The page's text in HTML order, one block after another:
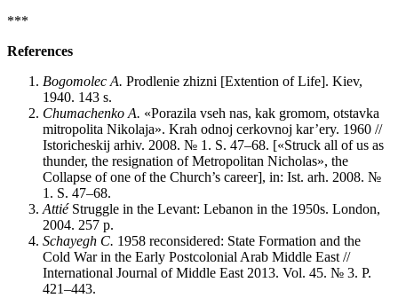
***
References
Bogomolec A. Prodlenie zhizni [Extention of Life]. Kiev,
1940. 143 s.
Chumachenko A. «Porazila vseh nas, kak gromom, otstavka
mitropolita Nikolaja». Krah odnoj cerkovnoj kar’ery. 1960 //
Istoricheskij arhiv. 2008. № 1. S. 47–68. [«Struck all of us as
thunder, the resignation of Metropolitan Nicholas», the
Collapse of one of the Church’s career], in: Ist. arh. 2008. №
1. S. 47–68.
Attié Struggle in the Levant: Lebanon in the 1950s. London,
2004. 257 p.
Schayegh С. 1958 reconsidered: State Formation and the
Cold War in the Early Postcolonial Arab Middle East //
International Journal of Middle East 2013. Vol. 45. № 3. P.
421–443.